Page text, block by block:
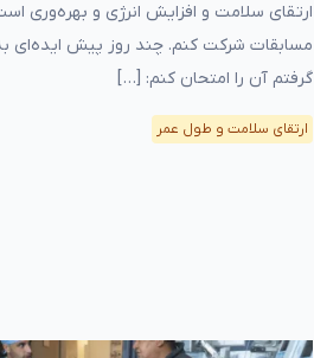
ارتقای سلامت و افزایش انرژی و بهره‌وری
مسابقات شرکت کنم. چند روز پیش ایده‌ای
گرفتم آن را امتحان کنم: […]
ارتقای سلامت و طول عمر